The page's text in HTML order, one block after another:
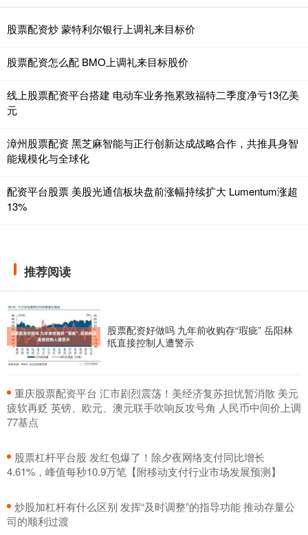
股票配资炒 蒙特利尔银行上调礼来目标价
股票配资怎么配 BMO上调礼来目标股价
线上股票配资平台搭建 电动车业务拖累致福特二季度净亏13亿美
元
漳州股票配资 黑芝麻智能与正行创新达成战略合作，共推具身智
能规模化与全球化
配资平台股票 美股光通信板块盘前涨幅持续扩大 Lumentum涨超
13%
推荐阅读
股票配资好做吗 九年前收购存“瑕疵” 岳阳林
纸直接控制人遭警示
​重庆股票配资平台 汇市剧烈震荡！美经济复苏担忧暂消散 美元
疲软再贬 英镑、欧元、澳元联手吹响反攻号角 人民币中间价上调
77基点
​股票杠杆平台股 发红包爆了！除夕夜网络支付同比增长
4.61%，峰值每秒10.9万笔【附移动支付行业市场发展预测】
​炒股加杠杆有什么区别 发挥“及时调整”的指导功能 推动存量公
司的顺利过渡